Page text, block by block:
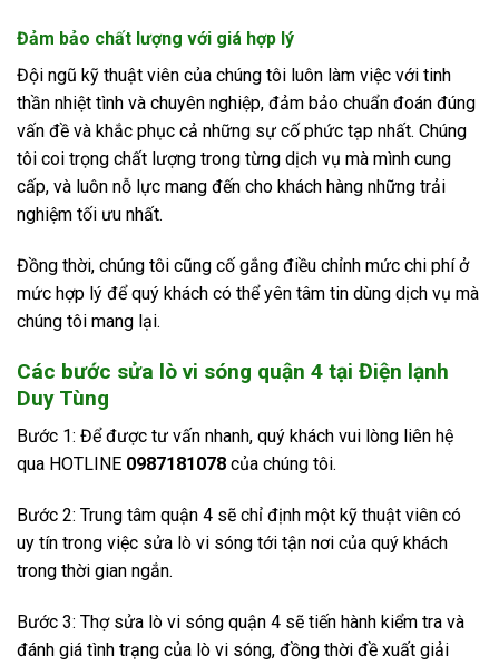
Đảm bảo chất lượng với giá hợp lý
Đội ngũ kỹ thuật viên của chúng tôi luôn làm việc với tinh
thần nhiệt tình và chuyên nghiệp, đảm bảo chuẩn đoán đúng
vấn đề và khắc phục cả những sự cố phức tạp nhất. Chúng
tôi coi trọng chất lượng trong từng dịch vụ mà mình cung
cấp, và luôn nỗ lực mang đến cho khách hàng những trải
nghiệm tối ưu nhất.
Đồng thời, chúng tôi cũng cố gắng điều chỉnh mức chi phí ở
mức hợp lý để quý khách có thể yên tâm tin dùng dịch vụ mà
chúng tôi mang lại.
Các bước sửa lò vi sóng quận 4 tại Điện lạnh
Duy Tùng
Bước 1: Để được tư vấn nhanh, quý khách vui lòng liên hệ
qua HOTLINE 0987181078 của chúng tôi.
Bước 2: Trung tâm quận 4 sẽ chỉ định một kỹ thuật viên có
uy tín trong việc sửa lò vi sóng tới tận nơi của quý khách
trong thời gian ngắn.
Bước 3: Thợ sửa lò vi sóng quận 4 sẽ tiến hành kiểm tra và
đánh giá tình trạng của lò vi sóng, đồng thời đề xuất giải